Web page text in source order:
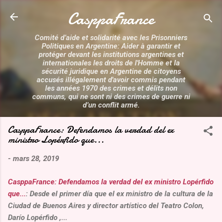
Accéder au contenu principal
CasppaFrance
Comité d’aide et solidarité avec les Prisonniers
Politiques en Argentine: Aider à garantir et
protéger devant les institutions argentines et
internationales les droits de l'Homme et la
sécurité juridique en Argentine de citoyens
accusés illégalement d'avoir commis pendant
les années 1970 des crimes et délits non
communs, qui ne sont ni des crimes de guerre ni
d’un conflit armé.
CasppaFrance: Defendamos la verdad del ex
ministro Lopérfido que...
- mars 28, 2019
CasppaFrance: Defendamos la verdad del ex ministro Lopérfido
que...: Desde el primer día que el ex ministro de la cultura de la
Ciudad de Buenos Aires y director artístico del Teatro Colon,
Darío Lopérfido ,...